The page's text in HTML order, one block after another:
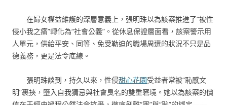
在婦女權益維護的深層意義上，張明珠以為該案推進了“被性
侵小我之痛”轉化為“社會公義”。從休息保證層面看，該案警示用
人單元，供給平安、同等、免受勒迫的職場周遭的狀況不只是品
德義務，更是法令底線。
張明珠談到，持久以來，性侵甜心花園受益者常被“恥感文
明”裹挾，墮入自我猜忌與社會臭名的雙重窘境。她以為該案的價